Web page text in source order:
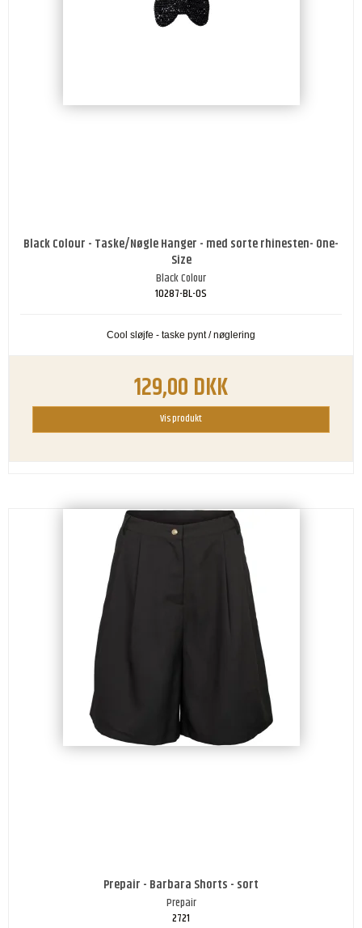
Black Colour - Taske/Nøgle Hanger - med sorte rhinesten- One-
Size
Black Colour
10287-BL-OS
Cool sløjfe - taske pynt / nøglering
129,00 DKK
Vis produkt
Prepair - Barbara Shorts - sort
Prepair
2721